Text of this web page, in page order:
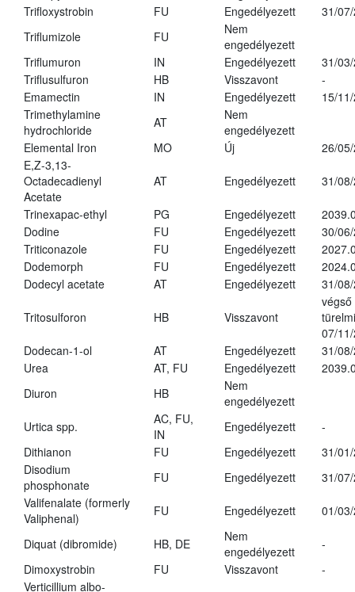
Trifloxystrobin
FU Engedélyezett
31/
Triflumizole
FU
Nem
engedélyezett
Triflumuron
IN Engedélyezett
31/
Triflusulfuron
HB Visszavont
-
Emamectin
IN Engedélyezett
15/
Trimethylamine
hydrochloride
AT
Nem
engedélyezett
Elemental Iron
MO Új
26/
E,Z-3,13-
Octadecadienyl
Acetate
AT Engedélyezett 31/
Trinexapac-ethyl PG Engedélyezett
Dodine
FU Engedélyezett
30/
Triticonazole
FU Engedélyezett
Dodemorph
FU Engedélyezett
Dodecyl acetate
AT Engedélyezett 31/
Tritosulforon HB Visszavont
végső
07/
Dodecan-1-ol
AT Engedélyezett
31/
Urea
AT, FU Engedélyezett
Diuron
HB
Nem
engedélyezett
Urtica spp.
AC, FU,
IN
Engedélyezett
-
Dithianon
FU Engedélyezett
31/
Disodium
phosphonate
FU Engedélyezett
31/
Valifenalate (formerly
Valiphenal)
FU Engedélyezett 01/
Diquat (dibromide) HB, DE
Nem
engedélyezett
-
Dimoxystrobin
FU Visszavont
-
Verticillium albo-